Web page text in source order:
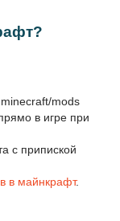
mods
в игре при
с припиской
в майнкрафт.